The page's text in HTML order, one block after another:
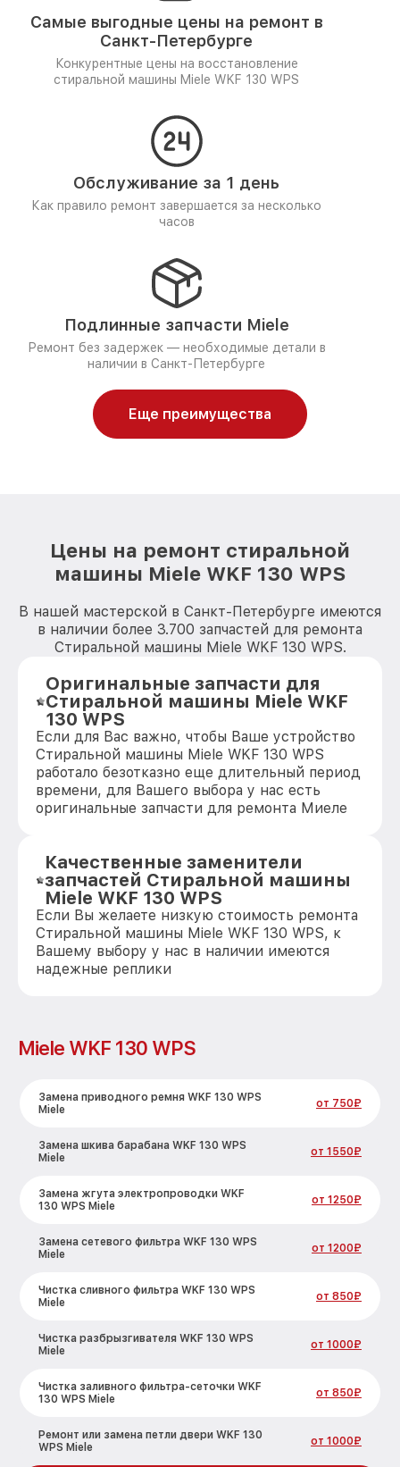
Самые выгодные цены на ремонт в
Санкт-Петербурге
Конкурентные цены на восстановление
стиральной машины Miele WKF 130 WPS
Обслуживание за 1 день
Как правило ремонт завершается за несколько
часов
Подлинные запчасти Miele
Ремонт без задержек — необходимые детали в
наличии в Санкт-Петербурге
Еще преимущества
Цены на ремонт стиральной
машины Miele WKF 130 WPS
В нашей мастерской в Санкт-Петербурге имеются
в наличии более 3.700 запчастей для ремонта
Стиральной машины Miele WKF 130 WPS.
Оригинальные запчасти для
Стиральной машины Miele WKF
130 WPS
Если для Вас важно, чтобы Ваше устройство
Стиральной машины Miele WKF 130 WPS
работало безотказно еще длительный период
времени, для Вашего выбора у нас есть
оригинальные запчасти для ремонта Миеле
Качественные заменители
запчастей Стиральной машины
Miele WKF 130 WPS
Если Вы желаете низкую стоимость ремонта
Стиральной машины Miele WKF 130 WPS, к
Вашему выбору у нас в наличии имеются
надежные реплики
Miele WKF 130 WPS
Замена приводного ремня WKF 130 WPS
Miele
от 750₽
Замена шкива барабана WKF 130 WPS
Miele
от 1550₽
Замена жгута электропроводки WKF
130 WPS Miele
от 1250₽
Замена сетевого фильтра WKF 130 WPS
Miele
от 1200₽
Чистка сливного фильтра WKF 130 WPS
Miele
от 850₽
Чистка разбрызгивателя WKF 130 WPS
Miele
от 1000₽
Чистка заливного фильтра-сеточки WKF
130 WPS Miele
от 850₽
Ремонт или замена петли двери WKF 130
WPS Miele
от 1000₽